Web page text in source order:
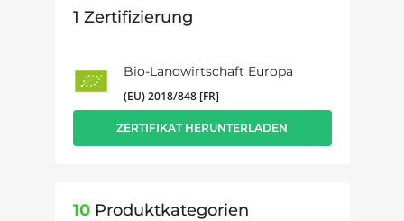
1 Zertifizierung
Bio-Landwirtschaft Europa
(EU) 2018/848 [FR]
ZERTIFIKAT HERUNTERLADEN
10Produktkategorien